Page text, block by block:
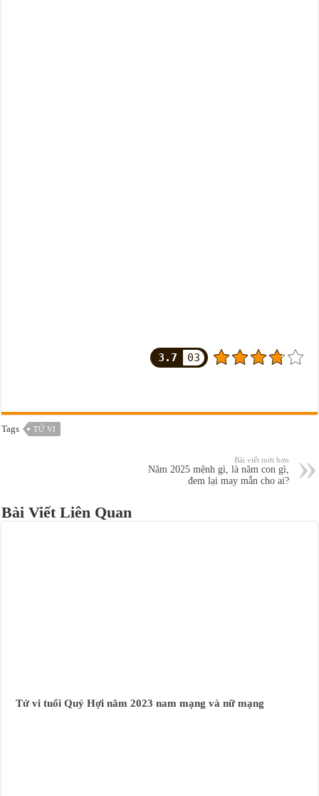
3.7 03
Tags TỬ VI
Bài viết mới hơn
Năm 2025 mệnh gì, là năm con gì,
đem lại may mắn cho ai?
Bài Viết Liên Quan
Tử vi tuổi Quý Hợi năm 2023 nam mạng và nữ mạng